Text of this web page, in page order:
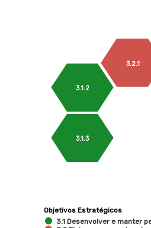
3.1.2
3.1.3
3.2.1
3.1 Desenvolver e manter
Objetivos Estratégicos